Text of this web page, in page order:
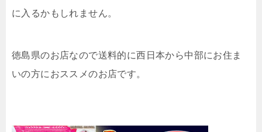
に入るかもしれません。
徳島県のお店なので送料的に西日本から中部にお住ま
いの方におススメのお店です。